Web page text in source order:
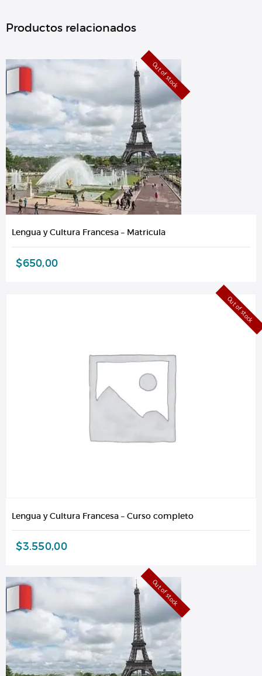
Productos relacionados
Out of stock
Lengua y Cultura Francesa – Matricula
$650,00
Out of stock
Lengua y Cultura Francesa – Curso completo
$3.550,00
Out of stock